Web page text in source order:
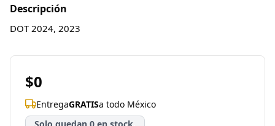
Descripción
DOT 2024, 2023
$0
EntregaGRATISa todo México